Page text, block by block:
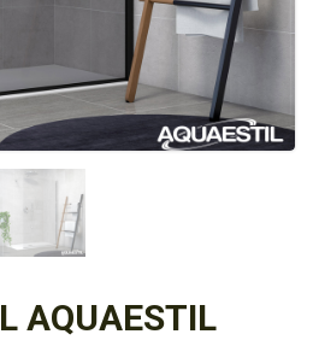
AQUAESTIL